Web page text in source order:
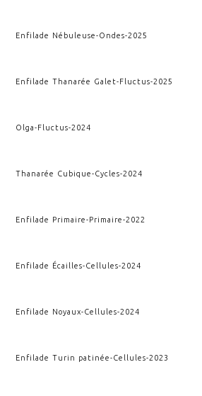
Enfilade Nébuleuse-Ondes-2025
Enfilade Thanarée Galet-Fluctus-2025
Olga-Fluctus-2024
Thanarée Cubique-Cycles-2024
Enfilade Primaire-Primaire-2022
Enfilade Écailles-Cellules-2024
Enfilade Noyaux-Cellules-2024
Enfilade Turin patinée-Cellules-2023